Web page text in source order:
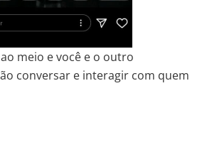
meio e você e o outro
conversar e interagir com quem